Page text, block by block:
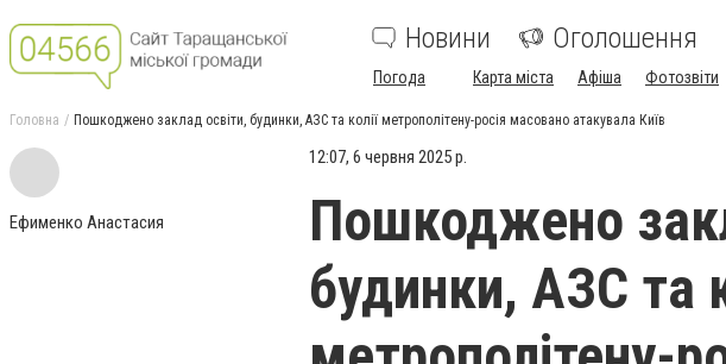
Новини Оголошення
Погода Карта міста Афіша Фотозвіти
Головна Пошкоджено заклад освіти, будинки, АЗС та колії метрополітену-росія масовано атакувала Київ
Ефименко Анастасия
12:07, 6 червня 2025 р.
Пошкоджено
будинки, АЗС та